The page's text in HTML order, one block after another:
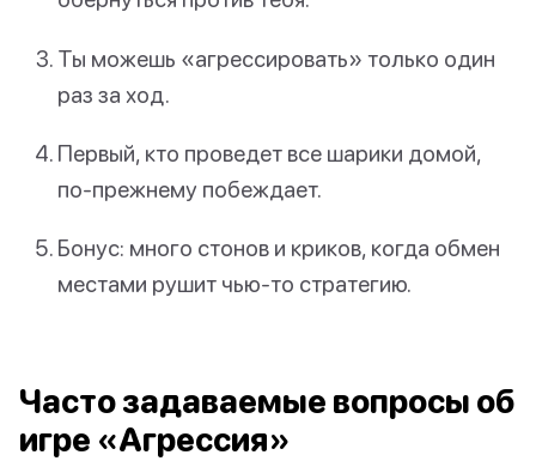
Ты можешь «агрессировать» только один
раз за ход.
Первый, кто проведет все шарики домой,
по-прежнему побеждает.
Бонус: много стонов и криков, когда обмен
местами рушит чью-то стратегию.
Часто задаваемые вопросы об
игре «Агрессия»